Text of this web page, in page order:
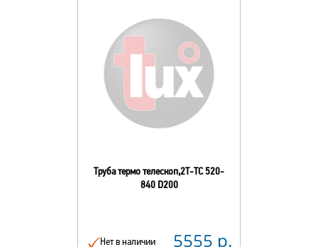
Труба термо телескоп,2Т-ТС 520-
840 D200
Нет в наличии 5555 р.